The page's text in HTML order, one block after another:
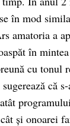
în mod
amatoria a
în
cu tonul
că
și onoarei